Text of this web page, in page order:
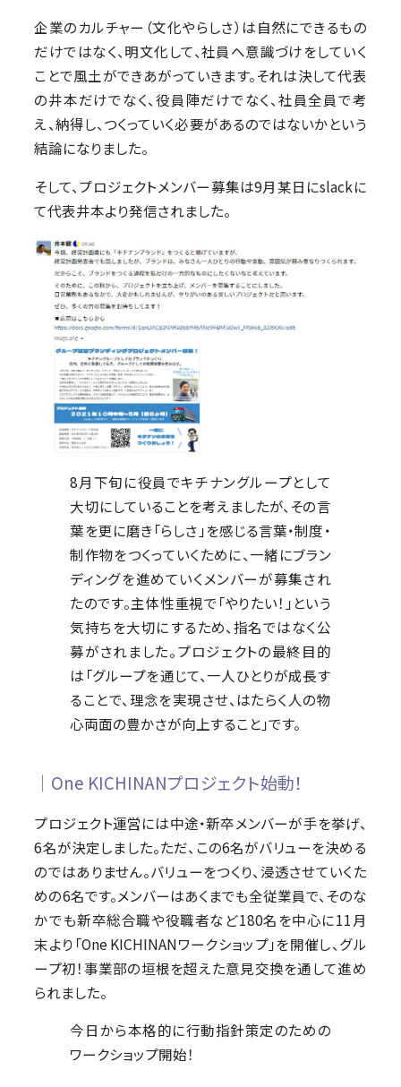
企業のカルチャー（文化やらしさ）は自然にできるもの
だけではなく、明文化して、社員へ意識づけをしていく
ことで風土ができあがっていきます。それは決して代表
の井本だけでなく、役員陣だけでなく、社員全員で考
え、納得し、つくっていく必要があるのではないかという
結論になりました。
そして、プロジェクトメンバー募集は9月某日にslackに
て代表井本より発信されました。
8月下旬に役員でキチナングループとして
大切にしていることを考えましたが、その言
葉を更に磨き「らしさ」を感じる言葉・制度・
制作物をつくっていくために、一緒にブラン
ディングを進めていくメンバーが募集され
たのです。主体性重視で「やりたい！」という
気持ちを大切にするため、指名ではなく公
募がされました。プロジェクトの最終目的
は「グループを通じて、一人ひとりが成長す
ることで、理念を実現させ、はたらく人の物
心両面の豊かさが向上すること」です。
│One KICHINANプロジェクト始動！
プロジェクト運営には中途・新卒メンバーが手を挙げ、
6名が決定しました。ただ、この6名がバリューを決める
のではありません。バリューをつくり、浸透させていくた
めの6名です。メンバーはあくまでも全従業員で、そのな
かでも新卒総合職や役職者など180名を中心に11月
末より「One KICHINANワークショップ」を開催し、グル
ープ初！事業部の垣根を超えた意見交換を通して進め
られました。
今日から本格的に行動指針策定のための
ワークショップ開始！